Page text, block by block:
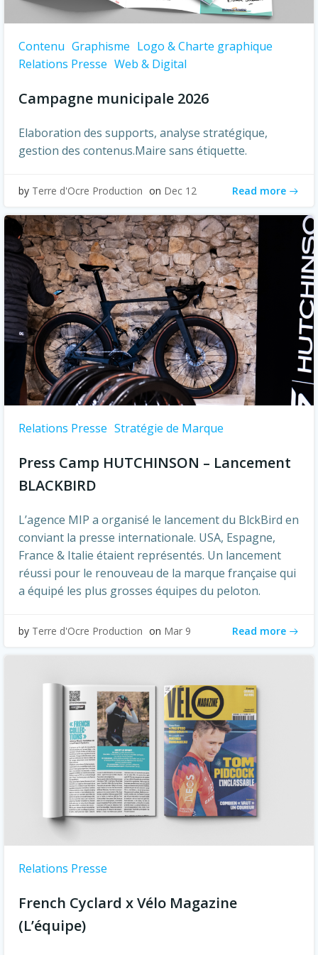
Contenu Graphisme Logo & Charte graphique
Relations Presse Web & Digital
Campagne municipale 2026
Elaboration des supports, analyse stratégique,
gestion des contenus.Maire sans étiquette.
by Terre d'Ocre Production on Dec 12 Read more
Relations Presse Stratégie de Marque
Press Camp HUTCHINSON – Lancement
BLACKBIRD
L’agence MIP a organisé le lancement du BlckBird en
conviant la presse internationale. USA, Espagne,
France & Italie étaient représentés. Un lancement
réussi pour le renouveau de la marque française qui
a équipé les plus grosses équipes du peloton.
by Terre d'Ocre Production on Mar 9 Read more
Relations Presse
French Cyclard x Vélo Magazine
(L’équipe)